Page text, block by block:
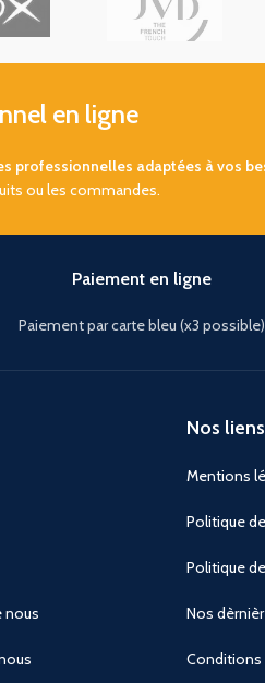
en ligne
professionnelles adaptées à vos
ou les commandes.
Paiement en ligne
Paiement par carte bleu (x3 possible)
nous
Nos
Mentions
Politique
Politique
Nos
Conditions